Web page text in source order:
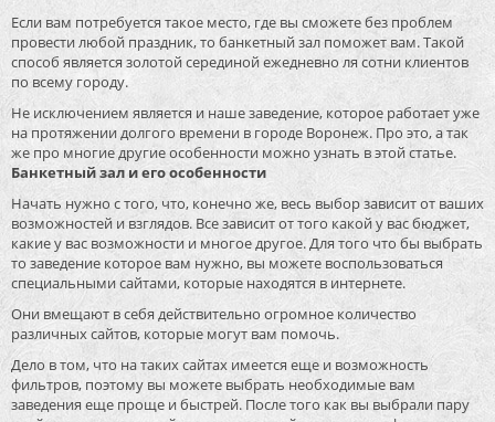
Если вам потребуется такое место, где вы сможете без проблем
провести любой праздник, то банкетный зал поможет вам. Такой
способ является золотой серединой ежедневно ля сотни клиентов
по всему городу.
Не исключением является и наше заведение, которое работает уже
на протяжении долгого времени в городе Воронеж. Про это, а так
же про многие другие особенности можно узнать в этой статье.
Банкетный зал и его особенности
Начать нужно с того, что, конечно же, весь выбор зависит от ваших
возможностей и взглядов. Все зависит от того какой у вас бюджет,
какие у вас возможности и многое другое. Для того что бы выбрать
то заведение которое вам нужно, вы можете воспользоваться
специальными сайтами, которые находятся в интернете.
Они вмещают в себя действительно огромное количество
различных сайтов, которые могут вам помочь.
Дело в том, что на таких сайтах имеется еще и возможность
фильтров, поэтому вы можете выбрать необходимые вам
заведения еще проще и быстрей. После того как вы выбрали пару